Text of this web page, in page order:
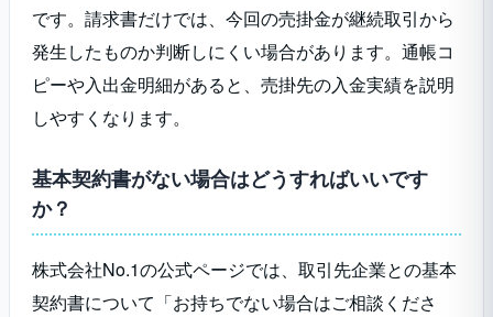
です。請求書だけでは、今回の売掛金が継続取引から
発生したものか判断しにくい場合があります。通帳コ
ピーや入出金明細があると、売掛先の入金実績を説明
しやすくなります。
基本契約書がない場合はどうすればいいです
か？
株式会社No.1の公式ページでは、取引先企業との基本
契約書について「お持ちでない場合はご相談くださ